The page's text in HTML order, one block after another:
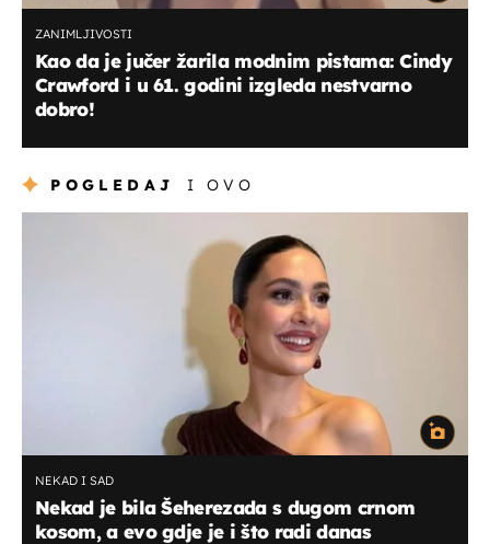
ZANIMLJIVOSTI
Kao da je jučer žarila modnim pistama: Cindy
Crawford i u 61. godini izgleda nestvarno
dobro!
POGLEDAJ I OVO
NEKAD I SAD
Nekad je bila Šeherezada s dugom crnom
kosom, a evo gdje je i što radi danas